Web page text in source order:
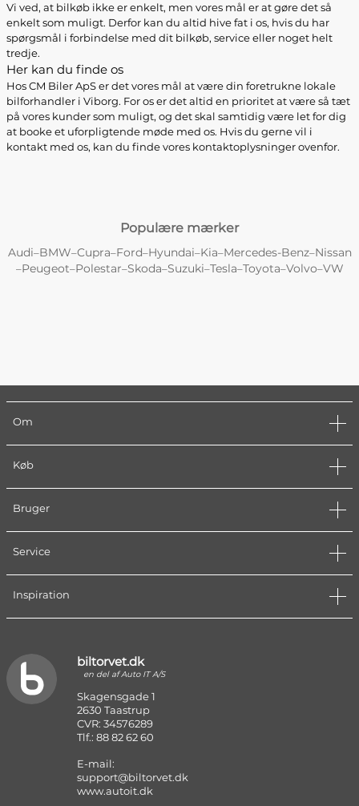
Vi ved, at bilkøb ikke er enkelt, men vores mål er at gøre det så
enkelt som muligt. Derfor kan du altid hive fat i os, hvis du har
spørgsmål i forbindelse med dit bilkøb, service eller noget helt
tredje.
Her kan du finde os
Hos CM Biler ApS er det vores mål at være din foretrukne lokale
bilforhandler i Viborg. For os er det altid en prioritet at være så tæt
på vores kunder som muligt, og det skal samtidig være let for dig
at booke et uforpligtende møde med os. Hvis du gerne vil i
kontakt med os, kan du finde vores kontaktoplysninger ovenfor.
Populære mærker
Audi–BMW–Cupra–Ford–Hyundai–Kia–Mercedes-Benz–Nissan
–Peugeot–Polestar–Skoda–Suzuki–Tesla–Toyota–Volvo–VW
Om
Køb
Bruger
Service
Inspiration
biltorvet.dk
en del af Auto IT A/S
Skagensgade 1
2630 Taastrup
CVR: 34576289
Tlf.: 88 82 62 60
E-mail:
support@biltorvet.dk
www.autoit.dk